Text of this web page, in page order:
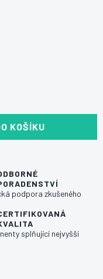
KOŠÍKU
podpora zkušeného
splňující nejvyšší